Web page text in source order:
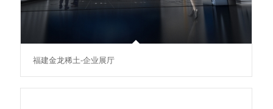
福建金龙稀土-企业展厅